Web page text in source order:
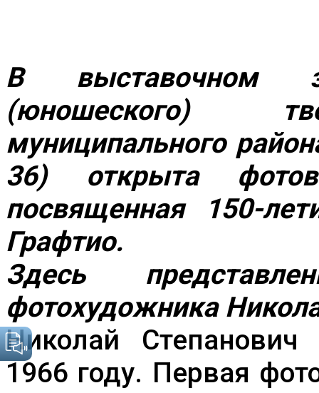
дня
рождения
Генриха
Осиповича
В
(юношеского)
муниципального
36) открыта
посвященная 150-
Графтио.
Здесь
фотохудожника
Николай
1966 году. Первая